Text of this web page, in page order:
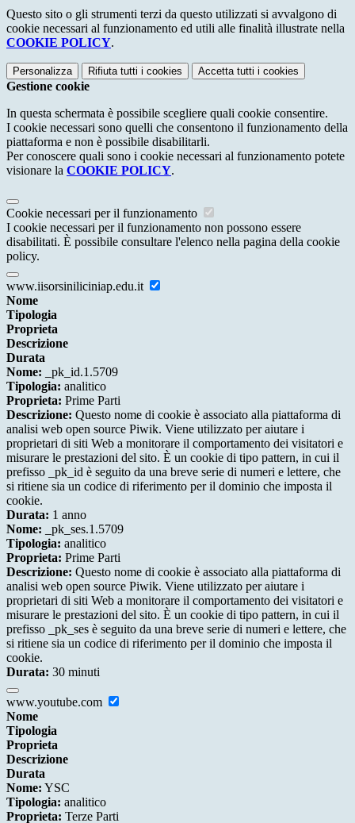
Questo sito o gli strumenti terzi da questo utilizzati si avvalgono di
cookie necessari al funzionamento ed utili alle finalità illustrate nella
COOKIE POLICY.
Personalizza Rifiuta tutti i cookies Accetta tutti i cookies
Gestione cookie
In questa schermata è possibile scegliere quali cookie consentire.
I cookie necessari sono quelli che consentono il funzionamento della
piattaforma e non è possibile disabilitarli.
Per conoscere quali sono i cookie necessari al funzionamento potete
visionare la COOKIE POLICY.
Cookie necessari per il funzionamento
I cookie necessari per il funzionamento non possono essere
disabilitati. È possibile consultare l'elenco nella pagina della cookie
policy.
www.iisorsiniliciniap.edu.it
Nome
Tipologia
Proprieta
Descrizione
Durata
Nome: _pk_id.1.5709
Tipologia: analitico
Proprieta: Prime Parti
Descrizione: Questo nome di cookie è associato alla piattaforma di
analisi web open source Piwik. Viene utilizzato per aiutare i
proprietari di siti Web a monitorare il comportamento dei visitatori e
misurare le prestazioni del sito. È un cookie di tipo pattern, in cui il
prefisso _pk_id è seguito da una breve serie di numeri e lettere, che
si ritiene sia un codice di riferimento per il dominio che imposta il
cookie.
Durata: 1 anno
Nome: _pk_ses.1.5709
Tipologia: analitico
Proprieta: Prime Parti
Descrizione: Questo nome di cookie è associato alla piattaforma di
analisi web open source Piwik. Viene utilizzato per aiutare i
proprietari di siti Web a monitorare il comportamento dei visitatori e
misurare le prestazioni del sito. È un cookie di tipo pattern, in cui il
prefisso _pk_ses è seguito da una breve serie di numeri e lettere, che
si ritiene sia un codice di riferimento per il dominio che imposta il
cookie.
Durata: 30 minuti
www.youtube.com
Nome
Tipologia
Proprieta
Descrizione
Durata
Nome: YSC
Tipologia: analitico
Proprieta: Terze Parti